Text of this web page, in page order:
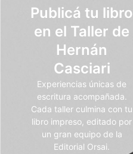
Publicá tu libro
en el Taller de
Hernán
Casciari
Experiencias únicas de
escritura acompañada.
Cada taller culmina con tu
libro impreso, editado por
un gran equipo de la
Editorial Orsai.